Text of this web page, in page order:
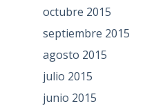
octubre 2015
septiembre 2015
agosto 2015
julio 2015
junio 2015